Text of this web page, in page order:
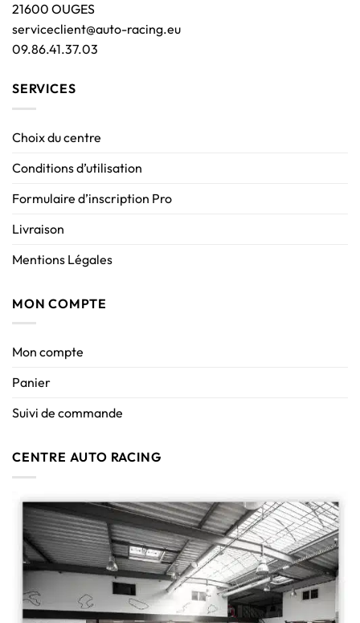
21600 OUGES
serviceclient@auto-racing.eu
09.86.41.37.03
SERVICES
Choix du centre
Conditions d’utilisation
Formulaire d’inscription Pro
Livraison
Mentions Légales
MON COMPTE
Mon compte
Panier
Suivi de commande
CENTRE AUTO RACING